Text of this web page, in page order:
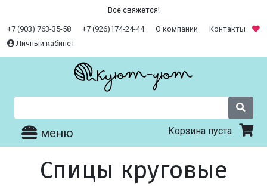
Все свяжется!
+7 (903) 763-35-58 +7 (926)174-24-44 О компании
Контакты
Личный кабинет
меню Корзина пуста
Спицы круговые